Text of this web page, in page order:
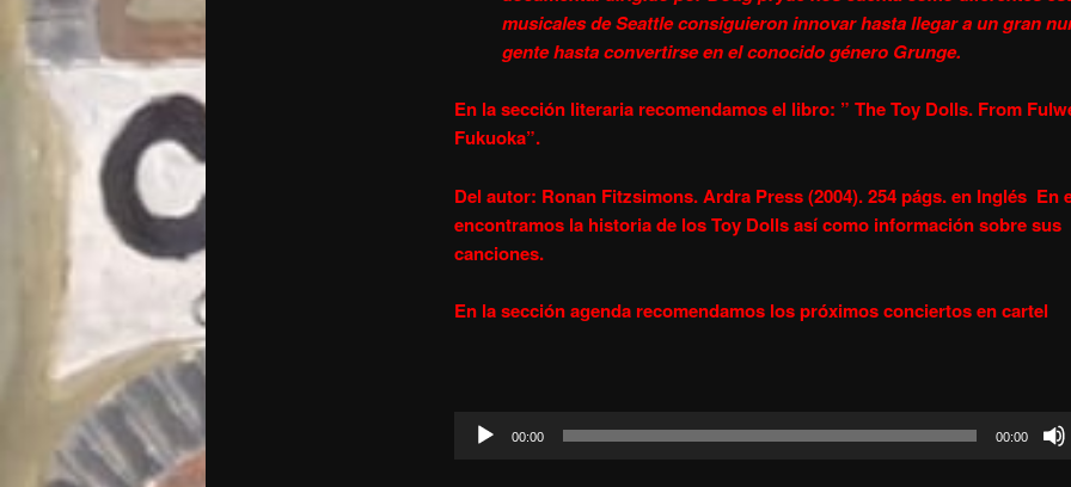
musicales de Seattle consiguieron innovar hasta llegar a un gran
gente hasta convertirse en el conocido género Grunge.
En la sección literaria recomendamos el libro: ” The Toy Dolls. From
Fukuoka”.
Del autor: Ronan Fitzsimons. Ardra Press (2004). 254 págs. en Inglés En
encontramos la historia de los Toy Dolls así como información sobre sus
canciones.
En la sección agenda recomendamos los próximos conciertos en cartel
Reproductor
d'àudio
00:00 00:00